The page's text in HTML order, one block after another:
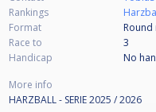
Rankings
Format
Race to
3
Handicap
No
More info
HARZBALL - SERIE 2025 / 2026